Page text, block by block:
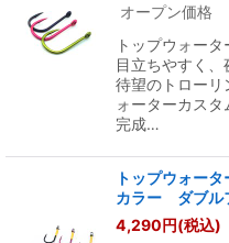
オープン価格
トップウォー
目立ちやすく
待望のトローリ
ォーターカス
完成…
トップウォー
カラー ダブル
4,290円(税込)